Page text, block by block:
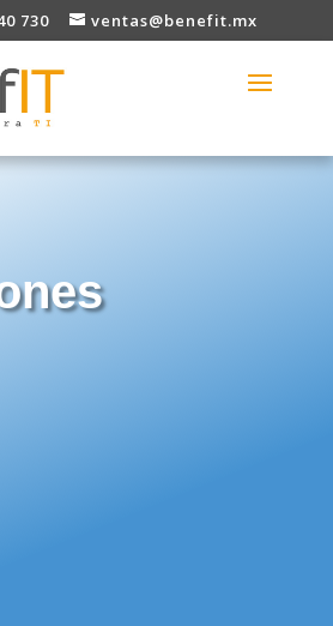
730 ventas@benefit.mx